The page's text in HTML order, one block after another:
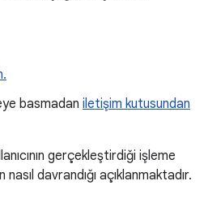
basmadan iletişim kutusundan
gerçekleştirdiği işleme
nasıl davrandığı açıklanmaktadır.